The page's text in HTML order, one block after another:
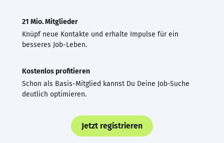
21 Mio. Mitglieder
Knüpf neue Kontakte und erhalte Impulse für ein
besseres Job-Leben.
Kostenlos profitieren
Schon als Basis-Mitglied kannst Du Deine Job-Suche
deutlich optimieren.
Jetzt registrieren